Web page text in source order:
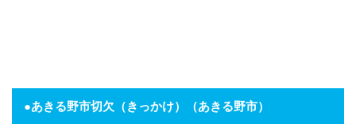
●あきる野市切欠（きっかけ） （あきる野市）